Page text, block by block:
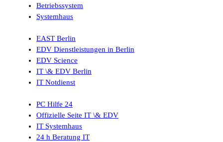
Betriebssystem
Systemhaus
EAST Berlin
EDV Dienstleistungen in Berlin
EDV Science
IT \& EDV Berlin
IT Notdienst
PC Hilfe 24
Offizielle Seite IT \& EDV
IT Systemhaus
24 h Beratung IT